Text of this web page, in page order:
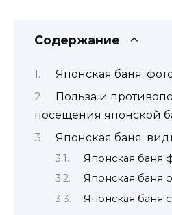
Содержание
Японская баня:
Польза и
посещения японской
Японская баня:
Японская баня
Японская баня
Японская баня